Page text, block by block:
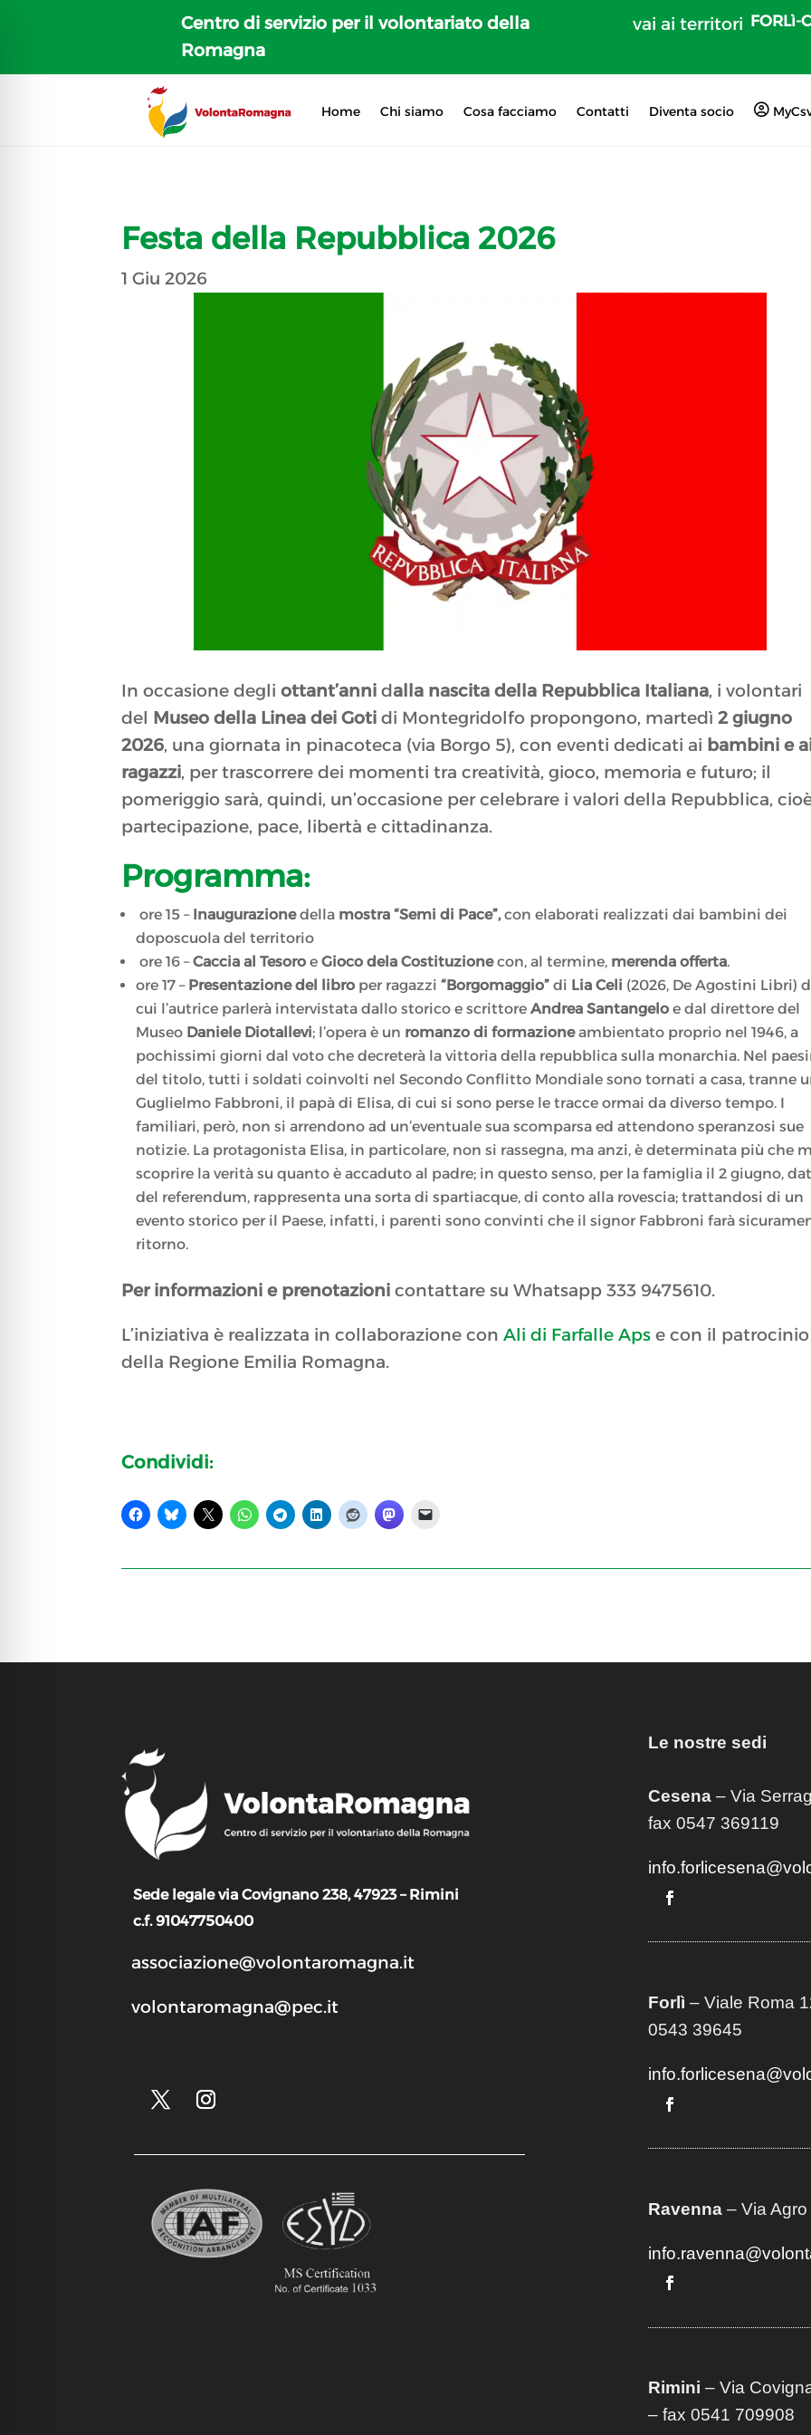
Centro di servizio per il volontariato della
Romagna
vai ai territori FORLì-
Home Chi siamo Cosa facciamo Contatti Diventa socio
Festa della Repubblica 2026
1 Giu 2026
In occasione degliottant’anni dalla nascita della Repubblica Italiana, i volontari
del Museo della Linea dei Goti di Montegridolfo propongono, martedì2 giugno
2026, una giornata in pinacoteca (via Borgo 5), con eventi dedicati ai bambini e
ragazzi, per trascorrere dei momenti tra creatività, gioco, memoria e futuro; il
pomeriggio sarà, quindi, un’occasione per celebrare i valori della Repubblica,
partecipazione, pace, libertà e cittadinanza.
Programma:
ore 15 – Inaugurazionedella mostra “Semi di Pace”,con elaborati realizzati dai bambini dei
doposcuola del territorio
ore 16 –Caccia al Tesoro eGioco dela Costituzionecon, al termine, merenda offerta.
ore 17 – Presentazione del libro per ragazzi“Borgomaggio” di Lia Celi (2026, De Agostini Libri)
cui l’autrice parlerà intervistata dallo storico e scrittoreAndrea Santangelo e dal direttore del
Museo Daniele Diotallevi; l’opera è un romanzo di formazioneambientato proprio nel 1946, a
pochissimi giorni dal voto che decreterà la vittoria della repubblica sulla monarchia. Nel
del titolo, tutti i soldati coinvolti nel Secondo Conflitto Mondiale sono tornati a casa, tranne
Guglielmo Fabbroni, il papà di Elisa, di cui si sono perse le tracce ormai da diverso tempo. I
familiari, però, non si arrendono ad un’eventuale sua scomparsa ed attendono speranzosi sue
notizie. La protagonista Elisa, in particolare, non si rassegna, ma anzi, è determinata più che
scoprire la verità su quanto è accaduto al padre; in questo senso, per la famiglia il 2 giugno,
del referendum, rappresenta una sorta di spartiacque, di conto alla rovescia; trattandosi di un
evento storico per il Paese, infatti, i parenti sono convinti che il signor Fabbroni farà
ritorno.
Per informazioni e prenotazioni contattare su Whatsapp 333 9475610.
L’iniziativa è realizzata in collaborazione conAli di Farfalle Aps e con il patrocinio
della Regione Emilia Romagna.
Condividi:
Sede legale via Covignano 238, 47923 – Rimini
c.f. 91047750400
associazione@volontaromagna.it
volontaromagna@pec.it
Le nostre sedi
Cesena– Via
fax 0547 369119
Forlì – Viale Roma
0543 39645
Ravenna– Via Agro
Rimini – Via
– fax 0541 709908